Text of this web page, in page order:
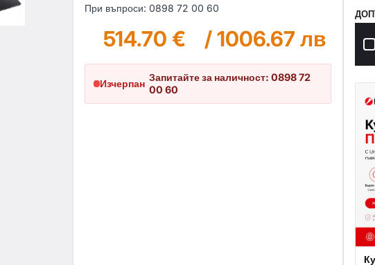
При въпроси: 0898 72 00 60
514.70 € / 1006.67 лв
Изчерпан
Запитайте за наличност: 0898 72
00 60